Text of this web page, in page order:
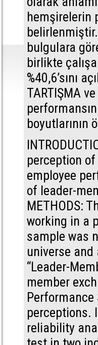
hemşirelerin
bulgulara
birlikte
%40,6’sını
TARTIŞMA
boyutlarının
perception
employee
of leader-
METHODS:
working in a
sample was
universe
“Leader-
member
perceptions.
reliability